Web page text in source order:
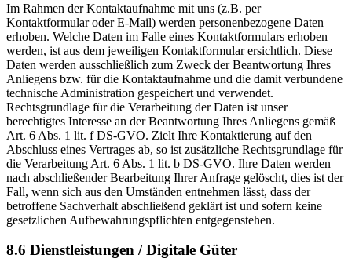
Im Rahmen der Kontaktaufnahme mit uns (z.B. per
Kontaktformular oder E-Mail) werden personenbezogene Daten
erhoben. Welche Daten im Falle eines Kontaktformulars erhoben
werden, ist aus dem jeweiligen Kontaktformular ersichtlich. Diese
Daten werden ausschließlich zum Zweck der Beantwortung Ihres
Anliegens bzw. für die Kontaktaufnahme und die damit verbundene
technische Administration gespeichert und verwendet.
Rechtsgrundlage für die Verarbeitung der Daten ist unser
berechtigtes Interesse an der Beantwortung Ihres Anliegens gemäß
Art. 6 Abs. 1 lit. f DS-GVO. Zielt Ihre Kontaktierung auf den
Abschluss eines Vertrages ab, so ist zusätzliche Rechtsgrundlage für
die Verarbeitung Art. 6 Abs. 1 lit. b DS-GVO. Ihre Daten werden
nach abschließender Bearbeitung Ihrer Anfrage gelöscht, dies ist der
Fall, wenn sich aus den Umständen entnehmen lässt, dass der
betroffene Sachverhalt abschließend geklärt ist und sofern keine
gesetzlichen Aufbewahrungspflichten entgegenstehen.
8.6 Dienstleistungen / Digitale Güter